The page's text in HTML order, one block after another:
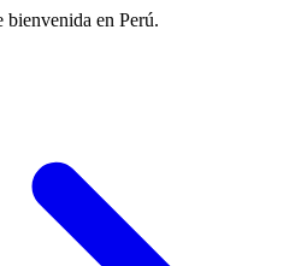
bienvenida en Perú.